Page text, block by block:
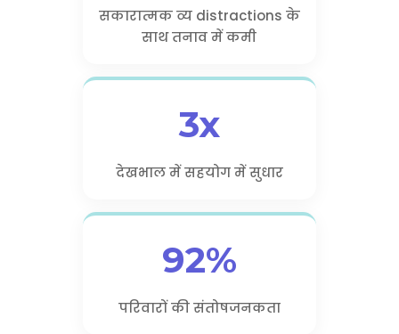
सकारात्मक व्य distractions के
साथ तनाव में कमी
3x
देखभाल में सहयोग में सुधार
92%
परिवारों की संतोषजनकता